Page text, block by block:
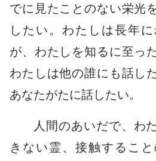
でに見たことのない栄光
したい。わたしは長年
が、わたしを知るに至っ
わたしは他の誰にも話し
あなたがたに話したい。
人間のあいだで、わ
きない霊、接触するこ